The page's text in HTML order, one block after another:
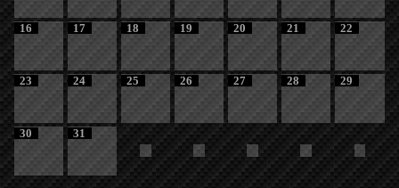
16 17 18 19 20 21 22
23 24 25 26 27 28 29
30 31